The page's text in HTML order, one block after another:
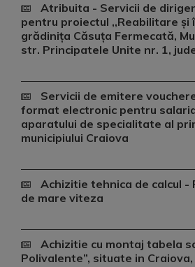
Atribuita - Servicii de
pentru proiectul ,,Reabilitare și
grădinița Căsuța Fermecată,
str. Principatele Unite nr. 1,
Servicii de emitere
format electronic pentru
aparatului de specialitate al
municipiului Craiova
Achizitie tehnica de calcul
de mare viteza
Achizitie cu montaj tabela
Polivalente”, situate in Craiova,